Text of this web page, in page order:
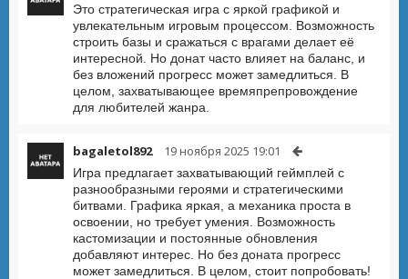
Это стратегическая игра с яркой графикой и
увлекательным игровым процессом. Возможность
строить базы и сражаться с врагами делает её
интересной. Но донат часто влияет на баланс, и
без вложений прогресс может замедлиться. В
целом, захватывающее времяпрепровождение
для любителей жанра.
bagaletol892 19 ноября 2025 19:01
Игра предлагает захватывающий геймплей с
разнообразными героями и стратегическими
битвами. Графика яркая, а механика проста в
освоении, но требует умения. Возможность
кастомизации и постоянные обновления
добавляют интерес. Но без доната прогресс
может замедлиться. В целом, стоит попробовать!